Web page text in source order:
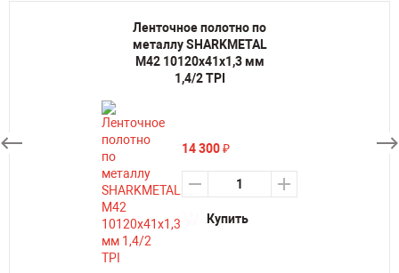
Ленточное полотно по
металлу SHARKMETAL
M42 10120х41х1,3 мм
1,4/2 TPI
14 300₽
Купить